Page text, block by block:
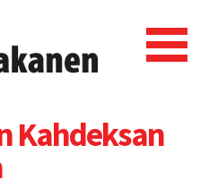
Kahdeksan